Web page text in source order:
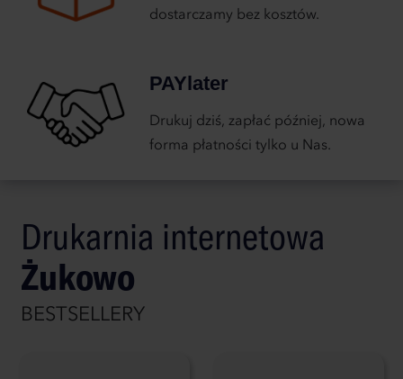
dostarczamy bez kosztów.
PAYlater
Drukuj dziś, zapłać później, nowa
forma płatności tylko u Nas.
Drukarnia internetowa
Żukowo
BESTSELLERY